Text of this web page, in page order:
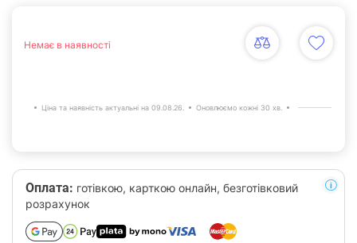
Немає в наявності
Ціна та наявність актуальні на 09.08.26. Оновлюємо кожні 30 хв.
Оплата: готівкою, карткою онлайн, безготівковий
розрахунок